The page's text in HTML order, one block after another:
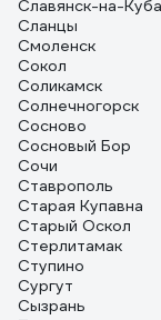
Славянск-на-
Сланцы
Смоленск
Сокол
Соликамск
Солнечногорск
Сосново
Сосновый Бор
Сочи
Ставрополь
Старая Купавна
Старый Оскол
Стерлитамак
Ступино
Сургут
Сызрань